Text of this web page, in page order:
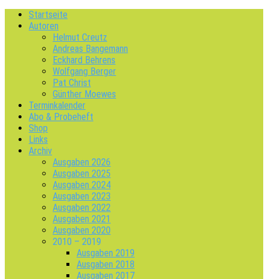
Startseite
Autoren
Helmut Creutz
Andreas Bangemann
Eckhard Behrens
Wolfgang Berger
Pat Christ
Günther Moewes
Terminkalender
Abo & Probeheft
Shop
Links
Archiv
Ausgaben 2026
Ausgaben 2025
Ausgaben 2024
Ausgaben 2023
Ausgaben 2022
Ausgaben 2021
Ausgaben 2020
2010 – 2019
Ausgaben 2019
Ausgaben 2018
Ausgaben 2017